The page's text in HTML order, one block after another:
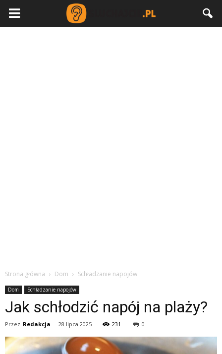
Strona główna Dom Schładzanie napojów
Dom Schładzanie napojów
Jak schłodzić napój na plaży?
Przez Redakcja - 28 lipca 2025 231 0